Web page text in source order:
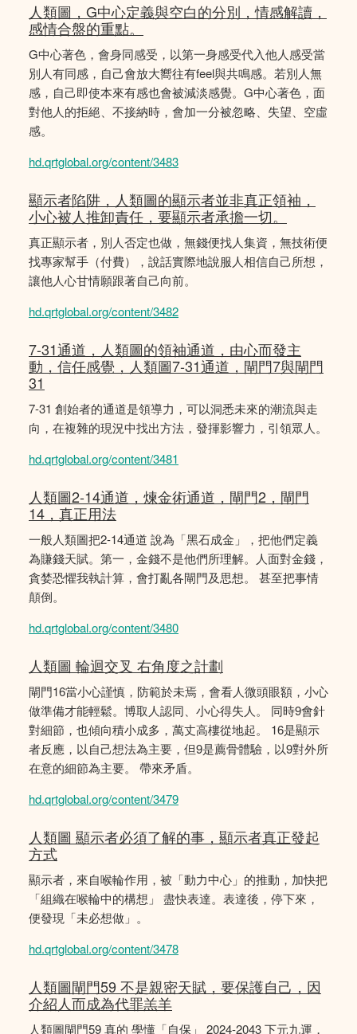
人類圖，G中心定義與空白的分別，情感解讀，
感情合盤的重點。
G中心著色，會身同感受，以第一身感受代入他人感受當
別人有同感，自己會放大嚮往有feel與共鳴感。若別人無
感，自己即使本來有感也會被減淡感覺。G中心著色，面
對他人的拒絕、不接納時，會加一分被忽略、失望、空虛
感。
hd.qrtglobal.org/content/3483
顯示者陷阱，人類圖的顯示者並非真正領袖，
小心被人推卸責任，要顯示者承擔一切。
真正顯示者，別人否定也做，無錢便找人集資，無技術便
找專家幫手（付費），說話實際地說服人相信自己所想，
讓他人心甘情願跟著自己向前。
hd.qrtglobal.org/content/3482
7-31通道，人類圖的領袖通道，由心而發主
動，信任感覺，人類圖7-31通道，閘門7與閘門
31
7-31 創始者的通道是領導力，可以洞悉未來的潮流與走
向，在複雜的現況中找出方法，發揮影響力，引領眾人。
hd.qrtglobal.org/content/3481
人類圖2-14通道，煉金術通道，閘門2，閘門
14，真正用法
一般人類圖把2-14通道 說為「黑石成金」，把他們定義
為賺錢天賦。第一，金錢不是他們所理解。人面對金錢，
貪婪恐懼我執計算，會打亂各閘門及思想。 甚至把事情
顛倒。
hd.qrtglobal.org/content/3480
人類圖 輪迴交叉 右角度之計劃
閘門16當小心謹慎，防範於未焉，會看人微頭眼額，小心
做準備才能輕鬆。博取人認同、小心得失人。 同時9會針
對細節，也傾向積小成多，萬丈高樓從地起。 16是顯示
者反應，以自己想法為主要，但9是薦骨體驗，以9對外所
在意的細節為主要。 帶來矛盾。
hd.qrtglobal.org/content/3479
人類圖 顯示者必須了解的事，顯示者真正發起
方式
顯示者，來自喉輪作用，被「動力中心」的推動，加快把
「組織在喉輪中的構想」 盡快表達。表達後，停下來，
便發現「未必想做」。
hd.qrtglobal.org/content/3478
人類圖閘門59 不是親密天賦，要保護自己，因
介紹人而成為代罪羔羊
人類圖閘門59 真的 學懂「自保」 2024-2043 下元九運，